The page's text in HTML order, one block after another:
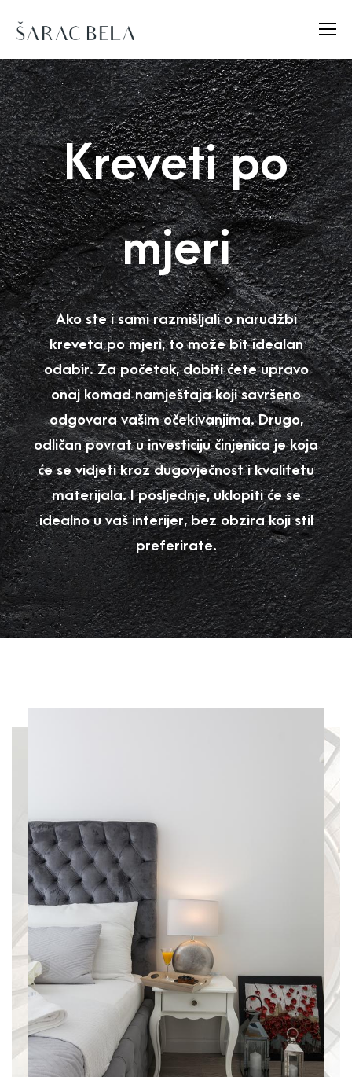
Kreveti po
mjeri
Ako ste i sami razmišljali o narudžbi
kreveta po mjeri, to može bit idealan
odabir. Za početak, dobiti ćete upravo
onaj komad namještaja koji savršeno
odgovara vašim očekivanjima. Drugo,
odličan povrat u investiciju činjenica je koja
će se vidjeti kroz dugovječnost i kvalitetu
materijala. I posljednje, uklopiti će se
idealno u vaš interijer, bez obzira koji stil
preferirate.